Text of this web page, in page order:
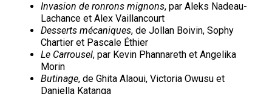
Invasion de ronrons mignons, par Aleks Nadeau-
Lachance et Alex Vaillancourt
Desserts mécaniques, de Jollan Boivin, Sophy
Chartier et Pascale Éthier
Le Carrousel, par Kevin Phannareth et Angelika
Morin
Butinage, de Ghita Alaoui, Victoria Owusu et
Daniella Katanga